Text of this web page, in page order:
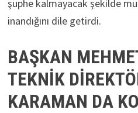
şüphe kalmayacak şekilde
inandığını dile getirdi.
BAŞKAN
TEKNİK
KARAMAN DA